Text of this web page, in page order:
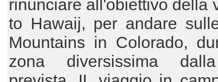
rinunciare all'obiettivo della
to Hawaij, per andare
Mountains in Colorado,
zona diversissima